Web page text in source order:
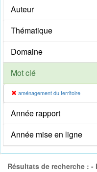
Auteur
Thématique
Domaine
Mot clé
aménagement du territoire
Année rapport
Année mise en ligne
Résultats de recherche :